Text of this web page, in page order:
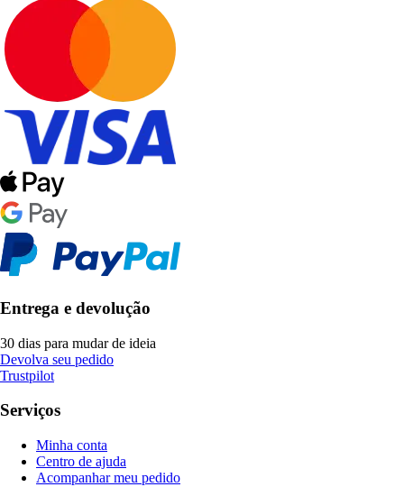
Entrega e devolução
30 dias para mudar de ideia
Devolva seu pedido
Trustpilot
Serviços
Minha conta
Centro de ajuda
Acompanhar meu pedido